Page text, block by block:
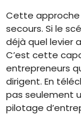
Cette
secours. Si le
déjà quel levier
C’est cette
entrepreneurs
dirigent. En
pas seulement
pilotage